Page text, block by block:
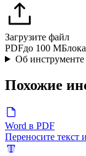
Загрузите файл
PDFдо 100 МБ
Об
Похожие
Word в PDF
Переносите